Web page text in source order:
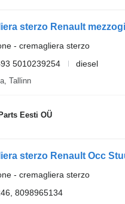
- cremagliera sterzo
5010239254
diesel
Tallinn
Eesti OÜ
sterzo Renault Occ
- cremagliera sterzo
8098965134